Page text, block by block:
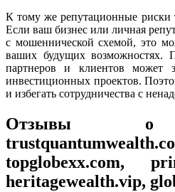
К тому же репутационные риски
Если ваш бизнес или личная
с мошеннической схемой, это
ваших будущих возможностях.
партнеров и клиентов может
инвестиционных проектов.
и избегать сотрудничества с
Отзывы о
topglobexx.com,
heritagewealth.vip,